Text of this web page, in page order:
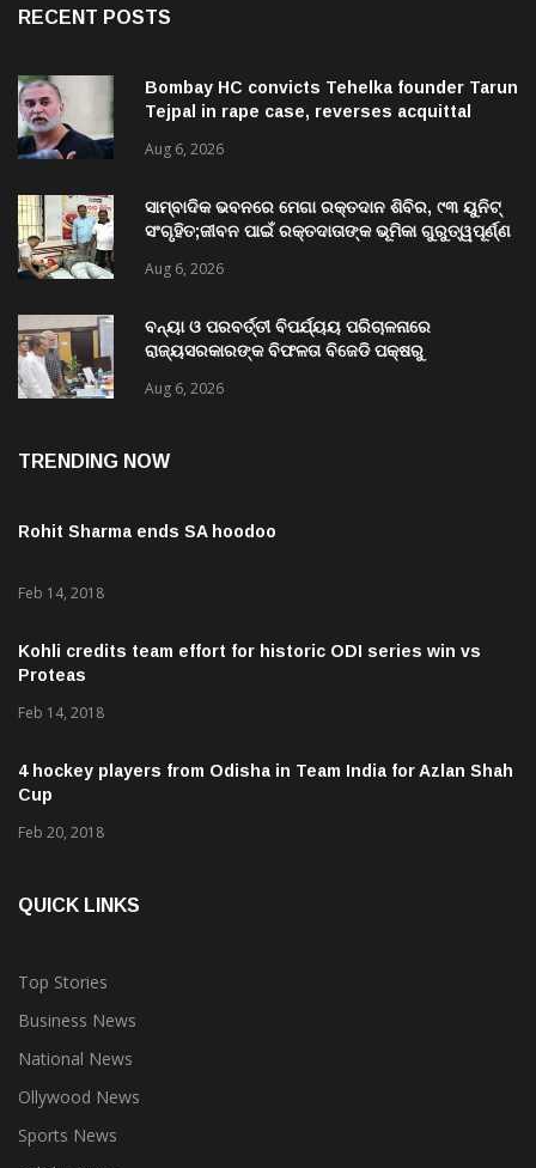
RECENT POSTS
Bombay HC convicts Tehelka founder Tarun
Tejpal in rape case, reverses acquittal
Aug 6, 2026
ସାମ୍ବାଦିକ ଭବନରେ ମେଗା ରକ୍ତଦାନ ଶିବିର, ୯୩ ୟୁନିଟ୍
ସଂଗୃହିତ;ଜୀବନ ପାଇଁ ରକ୍ତଦାତାଙ୍କ ଭୂମିକା ଗୁରୁତ୍ୱପୂର୍ଣ୍ଣ
Aug 6, 2026
ବନ୍ୟା ଓ ପରବର୍ତ୍ତୀ ବିପର୍ଯ୍ୟୟ ପରିଚାଳନାରେ
ରାଜ୍ୟସରକାରଙ୍କ ବିଫଳତା ବିଜେଡି ପକ୍ଷରୁ
Aug 6, 2026
TRENDING NOW
Rohit Sharma ends SA hoodoo
Feb 14, 2018
Kohli credits team effort for historic ODI series win vs
Proteas
Feb 14, 2018
4 hockey players from Odisha in Team India for Azlan Shah
Cup
Feb 20, 2018
QUICK LINKS
Top Stories
Business News
National News
Ollywood News
Sports News